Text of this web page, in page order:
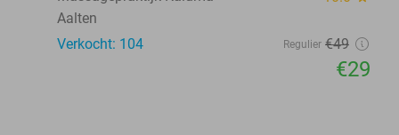
Aalten
Verkocht: 104
Regulier €49
€29